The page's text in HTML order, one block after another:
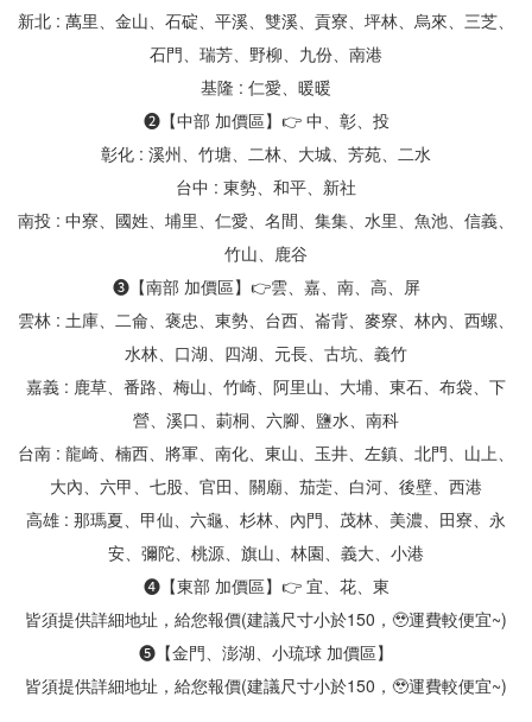
新北 : 萬里、金山、石碇、平溪、雙溪、貢寮、坪林、烏來、三芝、
石門、瑞芳、野柳、九份、南港
基隆 : 仁愛、暖暖
❷【中部 加價區】👉 中、彰、投
彰化 : 溪州、竹塘、二林、大城、芳苑、二水
台中 : 東勢、和平、新社
南投 : 中寮、國姓、埔里、仁愛、名間、集集、水里、魚池、信義、
竹山、鹿谷
❸【南部 加價區】👉雲、嘉、南、高、屏
雲林 : 土庫、二侖、褒忠、東勢、台西、崙背、麥寮、林內、西螺、
水林、口湖、四湖、元長、古坑、義竹
嘉義 : 鹿草、番路、梅山、竹崎、阿里山、大埔、東石、布袋、下
營、溪口、莿桐、六腳、鹽水、南科
台南 : 龍崎、楠西、將軍、南化、東山、玉井、左鎮、北門、山上、
大內、六甲、七股、官田、關廟、茄萣、白河、後壁、西港
高雄 : 那瑪夏、甲仙、六龜、杉林、內門、茂林、美濃、田寮、永
安、彌陀、桃源、旗山、林園、義大、小港
❹【東部 加價區】👉 宜、花、東
皆須提供詳細地址，給您報價(建議尺寸小於150，🥹運費較便宜~)
❺【金門、澎湖、小琉球 加價區】
皆須提供詳細地址，給您報價(建議尺寸小於150，🥹運費較便宜~)